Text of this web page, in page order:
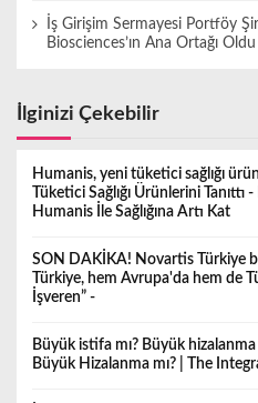
İş Girişim Sermayesi Portföy
Biosciences’ın Ana Ortağı Oldu
İlginizi Çekebilir
Humanis, yeni tüketici sağlığı
Tüketici Sağlığı Ürünlerini
Humanis İle Sağlığına Artı Kat
SON DAKİKA! Novartis Türkiye
Türkiye, hem Avrupa'da hem de
İşveren” -
Büyük istifa mı? Büyük hizalanma
Büyük Hizalanma mı? | The